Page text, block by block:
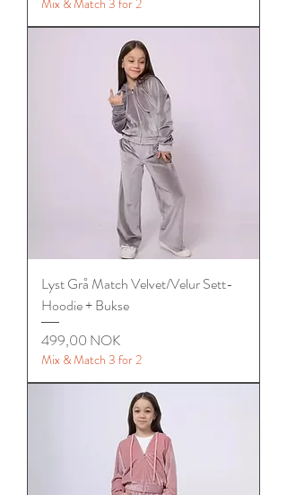
Mix & Match 3 for 2
Lyst Grå Match Velvet/Velur Sett-
Hoodie + Bukse
Цена
499,00 NOK
Mix & Match 3 for 2